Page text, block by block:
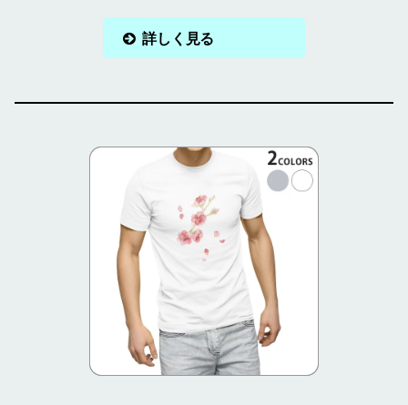
詳しく見る